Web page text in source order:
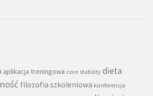
aplikacja treningowa core stability dieta
filozofia szkoleniowa konferencja